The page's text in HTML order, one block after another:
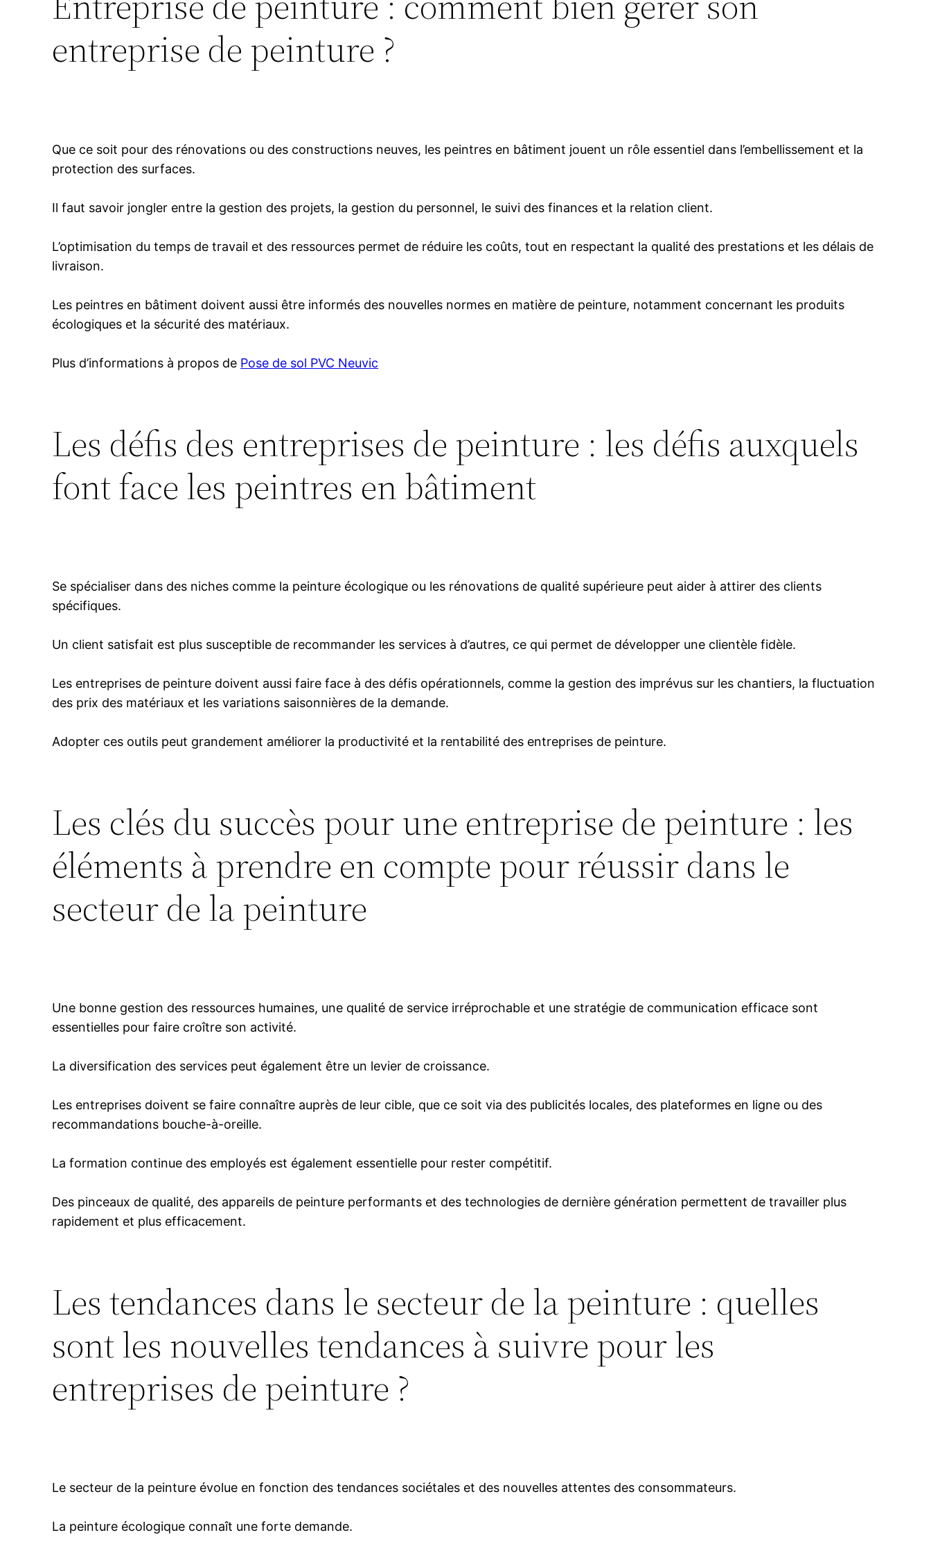
entreprise de peinture ?
Que ce soit pour des rénovations ou des constructions neuves, les peintres en bâtiment jouent un rôle essentiel dans l’embellissement et la
protection des surfaces.
Il faut savoir jongler entre la gestion des projets, la gestion du personnel, le suivi des finances et la relation client.
L’optimisation du temps de travail et des ressources permet de réduire les coûts, tout en respectant la qualité des prestations et les délais de
livraison.
Les peintres en bâtiment doivent aussi être informés des nouvelles normes en matière de peinture, notamment concernant les produits
écologiques et la sécurité des matériaux.
Plus d’informations à propos de Pose de sol PVC Neuvic
Les défis des entreprises de peinture : les défis auxquels
font face les peintres en bâtiment
Se spécialiser dans des niches comme la peinture écologique ou les rénovations de qualité supérieure peut aider à attirer des clients
spécifiques.
Un client satisfait est plus susceptible de recommander les services à d’autres, ce qui permet de développer une clientèle fidèle.
Les entreprises de peinture doivent aussi faire face à des défis opérationnels, comme la gestion des imprévus sur les chantiers, la fluctuation
des prix des matériaux et les variations saisonnières de la demande.
Adopter ces outils peut grandement améliorer la productivité et la rentabilité des entreprises de peinture.
Les clés du succès pour une entreprise de peinture : les
éléments à prendre en compte pour réussir dans le
secteur de la peinture
Une bonne gestion des ressources humaines, une qualité de service irréprochable et une stratégie de communication efficace sont
essentielles pour faire croître son activité.
La diversification des services peut également être un levier de croissance.
Les entreprises doivent se faire connaître auprès de leur cible, que ce soit via des publicités locales, des plateformes en ligne ou des
recommandations bouche-à-oreille.
La formation continue des employés est également essentielle pour rester compétitif.
Des pinceaux de qualité, des appareils de peinture performants et des technologies de dernière génération permettent de travailler plus
rapidement et plus efficacement.
Les tendances dans le secteur de la peinture : quelles
sont les nouvelles tendances à suivre pour les
entreprises de peinture ?
Le secteur de la peinture évolue en fonction des tendances sociétales et des nouvelles attentes des consommateurs.
La peinture écologique connaît une forte demande.